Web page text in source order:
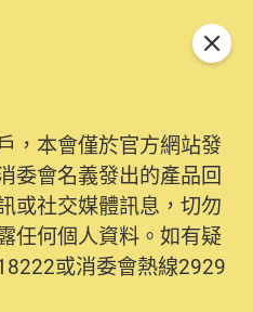
，本會僅於官方網站發
委會名義發出的產品回
或社交媒體訊息，切勿
任何個人資料。如有疑
或消委會熱線2929
關閉